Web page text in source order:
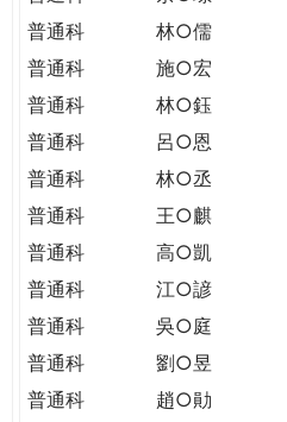
TODAY
THE
WORLD
TOMORROW
PUTTING
YOU
THE
PATH
CITIZENSHIP
普通科
林○儒
普通科
施○宏
普通科
林○鈺
普通科
呂○恩
普通科
林○丞
普通科
王○麒
普通科
高○凱
普通科
江○諺
普通科
吳○庭
普通科
劉○昱
普通科
趙○勛